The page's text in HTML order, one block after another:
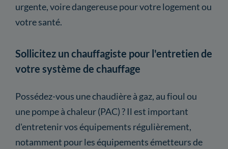
urgente, voire dangereuse pour votre logement ou
votre santé.
Sollicitez un chauffagiste pour l'entretien de
votre système de chauffage
Possédez-vous une chaudière à gaz, au fioul ou
une pompe à chaleur (PAC) ? Il est important
d'entretenir vos équipements régulièrement,
notamment pour les équipements émetteurs de